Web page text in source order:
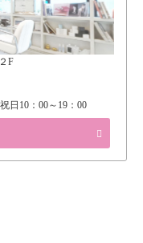
F
日10：00～19：00